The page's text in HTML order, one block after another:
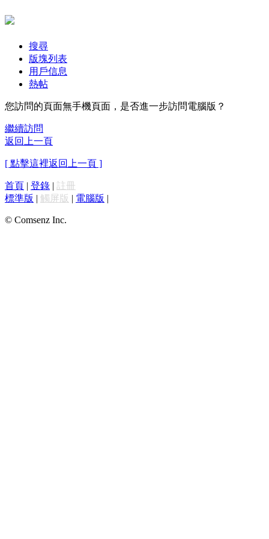
搜尋
版塊列表
用戶信息
熱帖
您訪問的頁面無手機頁面，是否進一步訪問電腦版？
繼續訪問
返回上一頁
[ 點擊這裡返回上一頁 ]
首頁 | 登錄 | 註冊
標準版 | 觸屏版 | 電腦版 |
© Comsenz Inc.